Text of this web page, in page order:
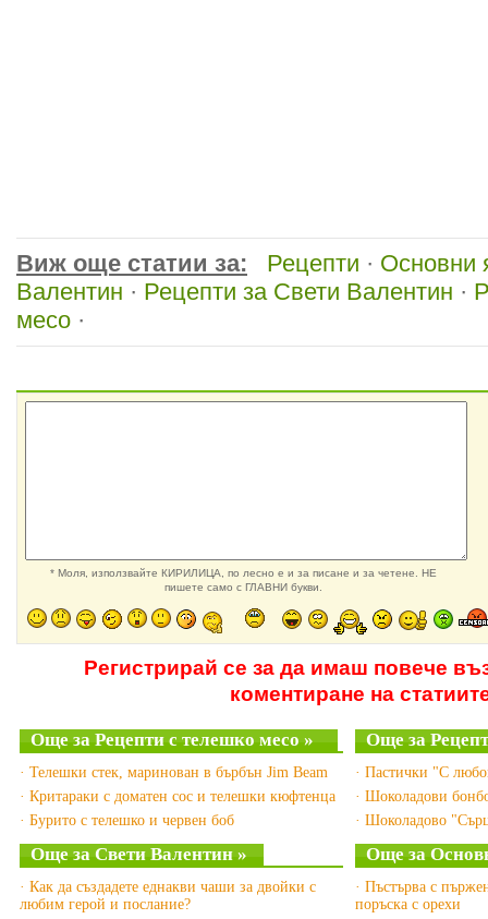
Виж още статии за: Рецепти · Основни
Валентин · Рецепти за Свети Валентин ·
месо ·
* Моля, използвайте КИРИЛИЦА, по лесно е и за писане и за четене. НЕ
пишете само с ГЛАВНИ букви.
Регистрирай се за да имаш повече
коментиране на
Още за Рецепти с телешко месо »
· Телешки стек, маринован в бърбън Jim Beam
· Критараки с доматен сос и телешки кюфтенца
· Бурито с телешко и червен боб
Още за
· Пастички "С
· Шоколадови
· Шоколадово
Още за Свети Валентин »
· Как да създадете еднакви чаши за двойки с
любим герой и послание?
Още за
· Пъстърва с
поръска с орехи